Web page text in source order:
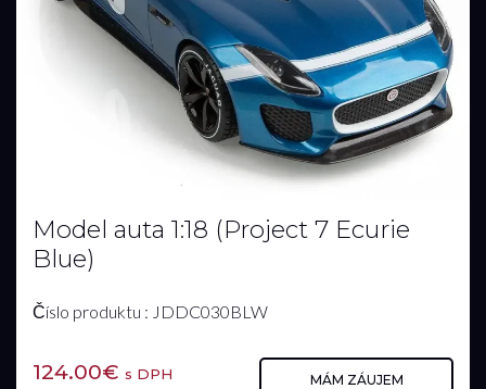
Model auta 1:18 (Project 7 Ecurie
Blue)
Číslo produktu : JDDC030BLW
124.00€ s DPH MÁM ZÁUJEM